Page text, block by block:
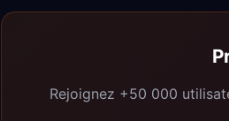
Rejoignez +50 000